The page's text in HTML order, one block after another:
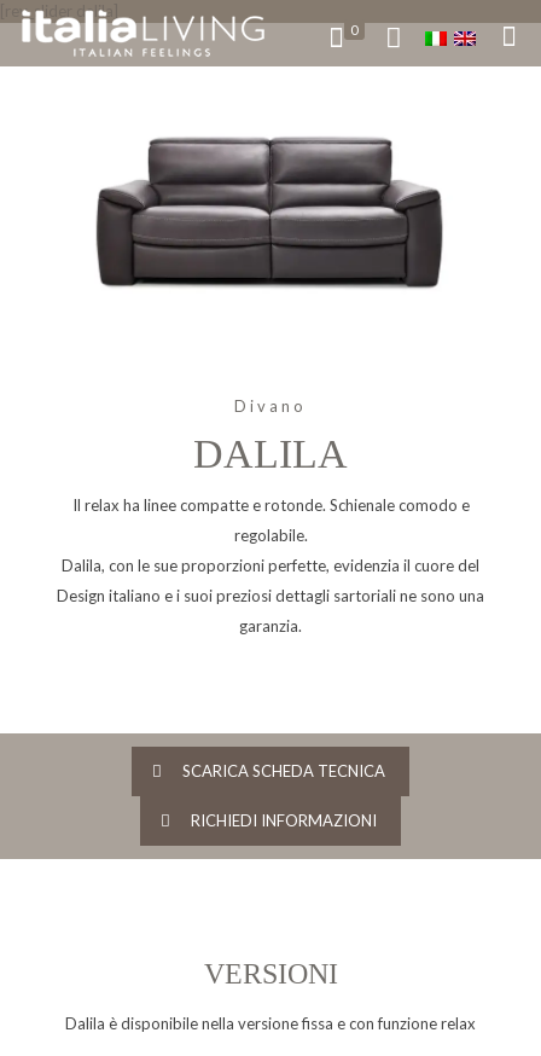
0
[rev_slider dalila]
Divano
DALILA
Il relax ha linee compatte e rotonde. Schienale comodo e
regolabile.
Dalila, con le sue proporzioni perfette, evidenzia il cuore del
Design italiano e i suoi preziosi dettagli sartoriali ne sono una
garanzia.
SCARICA SCHEDA TECNICA
RICHIEDI INFORMAZIONI
VERSIONI
Dalila è disponibile nella versione fissa e con funzione relax